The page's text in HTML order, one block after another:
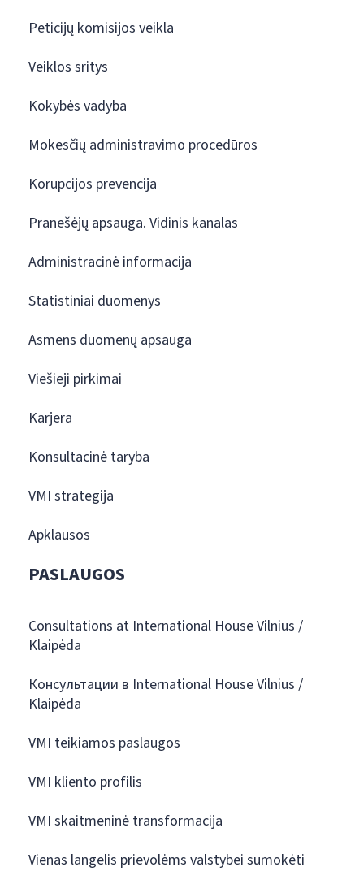
Peticijų komisijos veikla
Veiklos sritys
Kokybės vadyba
Mokesčių administravimo procedūros
Korupcijos prevencija
Pranešėjų apsauga. Vidinis kanalas
Administracinė informacija
Statistiniai duomenys
Asmens duomenų apsauga
Viešieji pirkimai
Karjera
Konsultacinė taryba
VMI strategija
Apklausos
PASLAUGOS
Consultations at International House Vilnius /
Klaipėda
Консультации в International House Vilnius /
Klaipėda
VMI teikiamos paslaugos
VMI kliento profilis
VMI skaitmeninė transformacija
Vienas langelis prievolėms valstybei sumokėti